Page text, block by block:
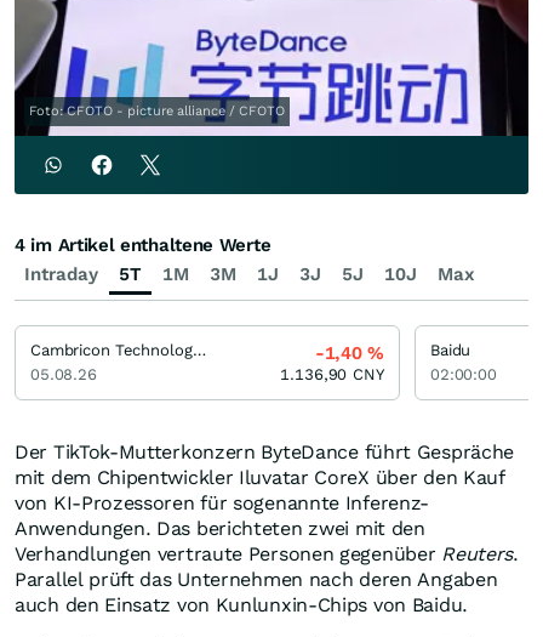
Foto: CFOTO - picture alliance / CFOTO
Der TikTok-Mutterkonzern ByteDance führt Gespräche
mit dem Chipentwickler Iluvatar CoreX über den Kauf
von KI-Prozessoren für sogenannte Inferenz-
Anwendungen. Das berichteten zwei mit den
Verhandlungen vertraute Personen gegenüber Reuters.
Parallel prüft das Unternehmen nach deren Angaben
auch den Einsatz von Kunlunxin-Chips von Baidu.
Intraday 5T 1M 3M 1J 3J 5J 10J Max
4 im Artikel enthaltene Werte
Cambricon Technologies Limited Registered (A)
05.08.26
-1,40%
1.136,90 CNY
Baidu
02:00:00